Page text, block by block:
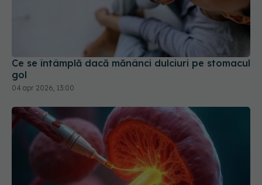
Ce se întâmplă dacă mănânci dulciuri pe stomacul
gol
04 apr 2026, 13:00